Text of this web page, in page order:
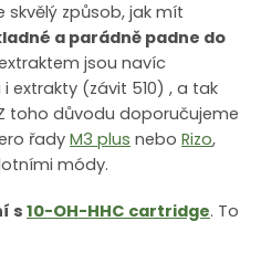
skvělý způsob, jak mít
a parádně padne do
jsou navíc
extrakty (závit 510) , a tak
toho důvodu doporučujeme
řady M3 plus nebo Rizo,
módy.
s 10-OH-HHC cartridge. To